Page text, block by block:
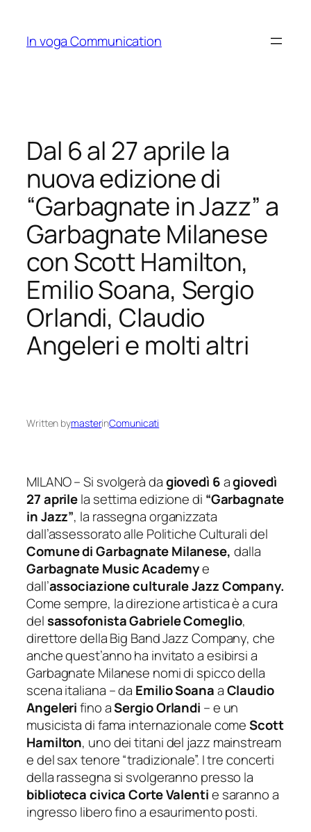
content
In voga Communication
Dal 6 al 27 aprile la
nuova edizione di
“Garbagnate in Jazz” a
Garbagnate Milanese
con Scott Hamilton,
Emilio Soana, Sergio
Orlandi, Claudio
Angeleri e molti altri
Written bymasterinComunicati
MILANO – Si svolgerà dagiovedì 6agiovedì
27 aprilela settima edizione di “Garbagnate
in Jazz”, la rassegna organizzata
dall’assessorato alle Politiche Culturali del
Comune di Garbagnate Milanese, dalla
Garbagnate Music Academye
dall’associazione culturale Jazz Company.
Come sempre, la direzione artistica è a cura
delsassofonista Gabriele Comeglio,
direttore della Big Band Jazz Company, che
anche quest’anno ha invitato a esibirsi a
Garbagnate Milanese nomi di spicco della
scena italiana – da Emilio SoanaaClaudio
Angelerifino aSergio Orlandi – e un
musicista di fama internazionale comeScott
Hamilton, uno dei titani del jazz mainstream
e del sax tenore “tradizionale”. I tre concerti
della rassegna si svolgeranno presso la
biblioteca civica Corte Valentie saranno a
ingresso libero fino a esaurimento posti.